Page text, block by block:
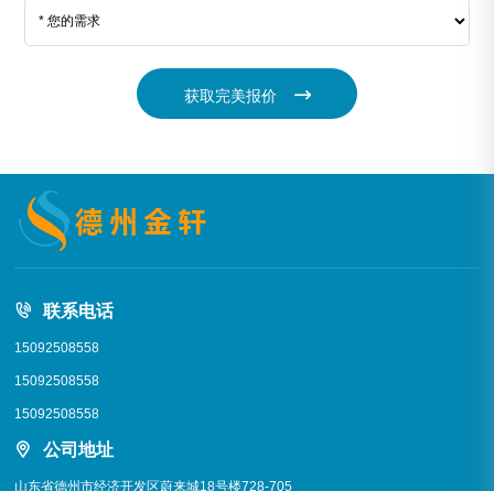
获取完美报价
联系电话
15092508558
15092508558
15092508558
公司地址
山东省德州市经济开发区蔚来城18号楼728-705